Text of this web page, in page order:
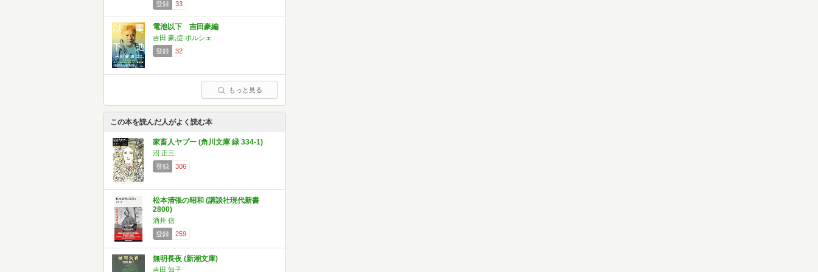
登録 33
電池以下 吉田豪編
吉田 豪,掟 ポルシェ
登録
32
もっと見る
この本を読んだ人がよく読む本
家畜人ヤプー (角川文庫 緑 334-1)
沼 正三
登録
306
松本清張の昭和 (講談社現代新書
2800)
酒井 信
登録
259
無明長夜 (新潮文庫)
吉田 知子